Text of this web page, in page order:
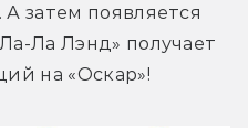
затем появляется
Ла Лэнд» получает
на «Оскар»!